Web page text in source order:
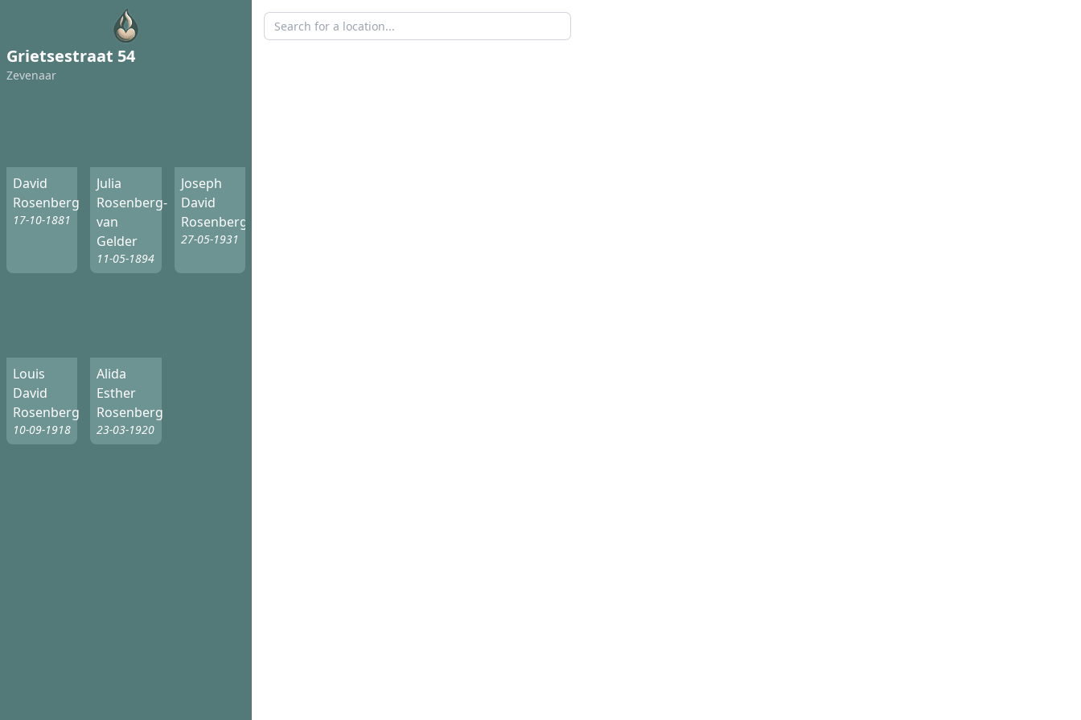
Grietsestraat 54
Zevenaar
David
Rosenberg
17-10-1881
Julia
Rosenberg-
van
Gelder
11-05-1894
Joseph
David
Rosenberg
27-05-1931
Louis
David
Rosenberg
10-09-1918
Alida
Esther
Rosenberg
23-03-1920